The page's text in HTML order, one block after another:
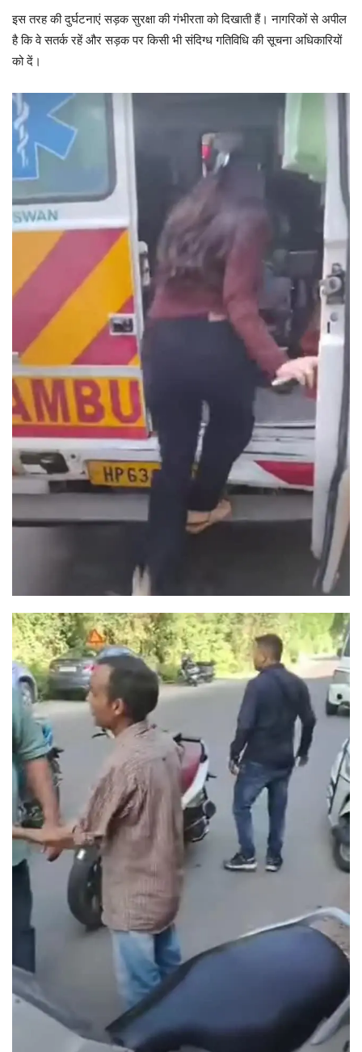
इस तरह की दुर्घटनाएं सड़क सुरक्षा की गंभीरता को दिखाती हैं। नागरिकों से अपील
है कि वे सतर्क रहें और सड़क पर किसी भी संदिग्ध गतिविधि की सूचना अधिकारियों
को दें।